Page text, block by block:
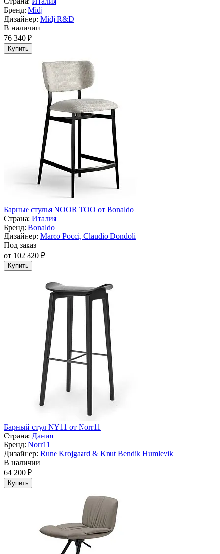
Бренд: Midj
Дизайнер: Midj R&D
В наличии
76 340 ₽
Купить
Барные стулья NOOR TOO от Bonaldo
Страна: Италия
Бренд: Bonaldo
Дизайнер: Marco Pocci, Claudio Dondoli
Под заказ
от 102 820 ₽
Купить
Барный стул NY11 от Norr11
Страна: Дания
Бренд: Norr11
Дизайнер: Rune Krojgaard & Knut Bendik Humlevik
В наличии
64 200 ₽
Купить